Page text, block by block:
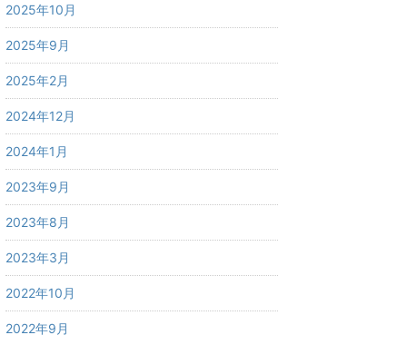
2025年10月
2025年9月
2025年2月
2024年12月
2024年1月
2023年9月
2023年8月
2023年3月
2022年10月
2022年9月